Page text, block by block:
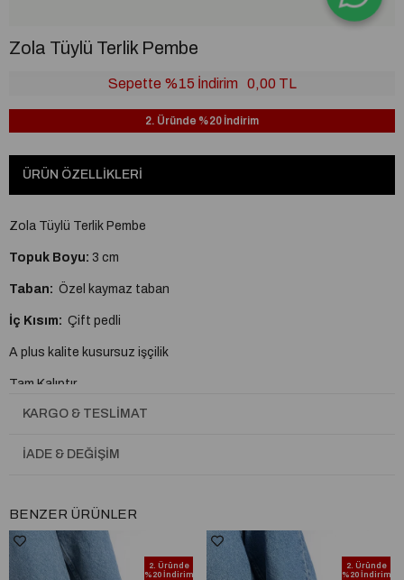
Zola Tüylü Terlik Pembe
Sepette %15 İndirim 0,00 TL
2. Üründe %20 İndirim
ÜRÜN ÖZELLIKLERI
Zola Tüylü Terlik Pembe
Topuk Boyu: 3 cm
Taban: Özel kaymaz taban
İç Kısım: Çift pedli
A plus kalite kusursuz işçilik
Tam Kalıptır.
KARGO & TESLIMAT
İADE & DEĞIŞIM
BENZER ÜRÜNLER
2. Üründe
%20 İndirim
2. Üründe
%20 İndirim